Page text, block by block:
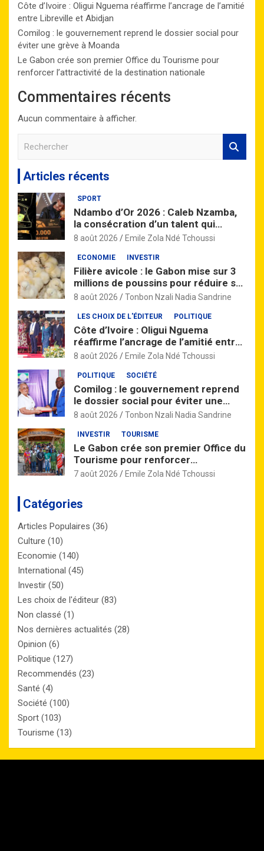
Côte d’Ivoire : Oligui Nguema réaffirme l’ancrage de l’amitié
entre Libreville et Abidjan
Comilog : le gouvernement reprend le dossier social pour
éviter une grève à Moanda
Le Gabon crée son premier Office du Tourisme pour
renforcer l’attractivité de la destination nationale
Commentaires récents
Aucun commentaire à afficher.
r
c
h
e
r
Articles récents
SPORT
Ndambo d’Or 2026 : Caleb Nzamba,
la consécration d’un talent qui
monte
8 août 2026 Emile Zola Ndé Tchoussi
ECONOMIE INVESTIR
Filière avicole : le Gabon mise sur 3
millions de poussins pour réduire sa
dépendance aux importations
8 août 2026 Tonbon Nzali Nadia Sandrine
LES CHOIX DE L'ÉDITEUR POLITIQUE
Côte d’Ivoire : Oligui Nguema
réaffirme l’ancrage de l’amitié entre
Libreville et Abidjan
8 août 2026 Emile Zola Ndé Tchoussi
POLITIQUE SOCIÉTÉ
Comilog : le gouvernement reprend
le dossier social pour éviter une
grève à Moanda
8 août 2026 Tonbon Nzali Nadia Sandrine
INVESTIR TOURISME
Le Gabon crée son premier Office du
Tourisme pour renforcer
l’attractivité de la destination
7 août 2026 Emile Zola Ndé Tchoussi
Catégories
Articles Populaires (36)
Culture (10)
Economie (140)
International (45)
Investir (50)
Les choix de l'éditeur (83)
Non classé (1)
Nos dernières actualités (28)
Opinion (6)
Politique (127)
Recommendés (23)
Santé (4)
Société (100)
Sport (103)
Tourisme (13)